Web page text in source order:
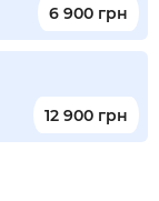
6 900 грн
12 900 грн